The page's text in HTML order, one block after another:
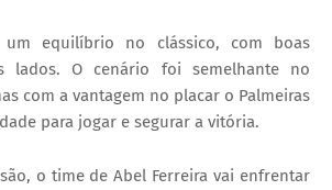
equilíbrio no clássico, com boas
lados. O cenário foi semelhante no
com a vantagem no placar o Palmeiras
para jogar e segurar a vitória.
o time de Abel Ferreira vai enfrentar